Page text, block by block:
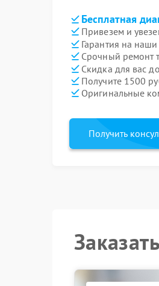
Бесплатная
Привезем и
Гарантия на
Срочный ремонт
Скидка для вас до
Получите 1500
Оригинальные
Получить